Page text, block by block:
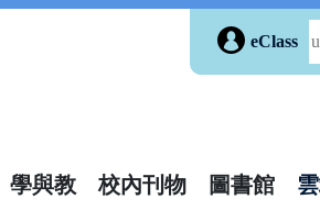
eClass
學與教 校內刊物 圖書館